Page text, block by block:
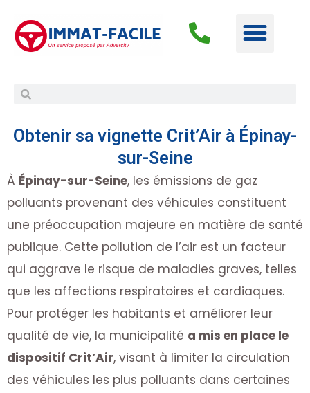
Obtenir sa vignette Crit’Air à Épinay-
sur-Seine
À Épinay-sur-Seine, les émissions de gaz
polluants provenant des véhicules constituent
une préoccupation majeure en matière de santé
publique. Cette pollution de l’air est un facteur
qui aggrave le risque de maladies graves, telles
que les affections respiratoires et cardiaques.
Pour protéger les habitants et améliorer leur
qualité de vie, la municipalité a mis en place le
dispositif Crit’Air, visant à limiter la circulation
des véhicules les plus polluants dans certaines